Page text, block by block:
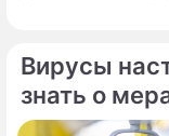
набрав 97
продаж 29,3%.
исследования
«Озон
Вирусы
знать о